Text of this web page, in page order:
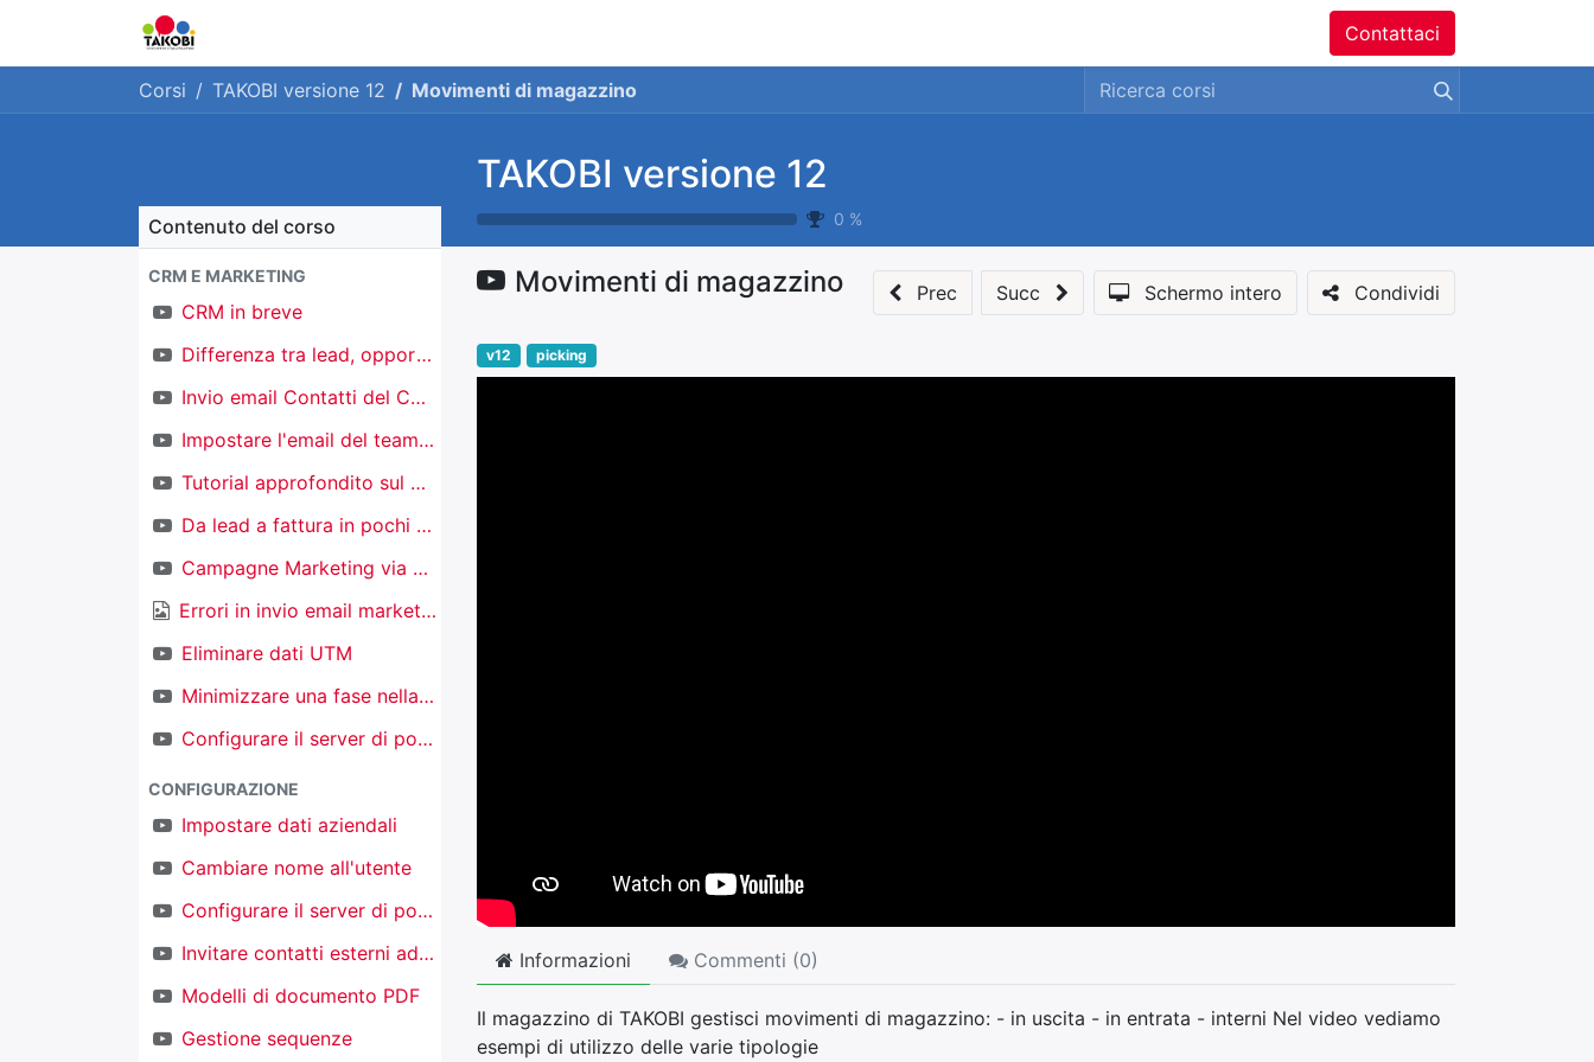
Contattaci
Corsi TAKOBI versione 12 Movimenti di magazzino
TAKOBI versione 12
0 %
Contenuto del corso
CRM E MARKETING
CRM in breve
Differenza tra lead, opportunità e contatti
Invio email Contatti del CRM
Impostare l'email del team di vendita
Tutorial approfondito sul CRM
Da lead a fattura in pochi click
Campagne Marketing via email
Errori in invio email marketing
Eliminare dati UTM
Minimizzare una fase nella kanban nel CRM
Configurare il server di posta in ingresso per creare nuovi oggetti
CONFIGURAZIONE
Impostare dati aziendali
Cambiare nome all'utente
Configurare il server di posta in uscita
Invitare contatti esterni ad accedere al proprio TAKOBI
Modelli di documento PDF
Gestione sequenze
Movimenti di magazzino Prec Succ Schermo intero Condividi
v12 picking
Informazioni Commenti (0)
Il magazzino di TAKOBI gestisci movimenti di magazzino: - in uscita - in entrata - interni Nel video vediamo
esempi di utilizzo delle varie tipologie